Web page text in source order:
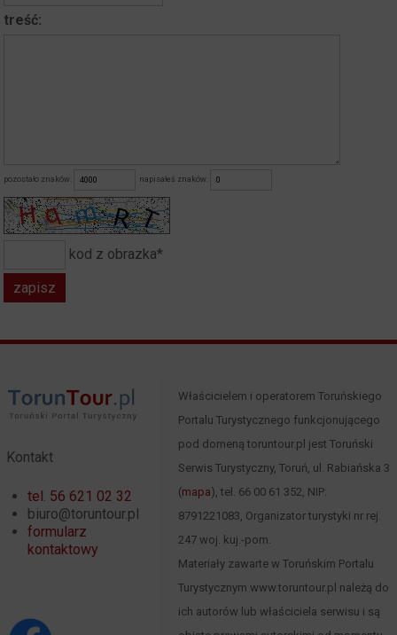
treść:
pozostało znaków: napisałeś znaków:
kod z obrazka*
Kontakt
tel. 56 621 02 32
biuro@toruntour.pl
formularz
kontaktowy
Właścicielem i operatorem Toruńskiego
Portalu Turystycznego funkcjonującego
pod domeną toruntour.pl jest Toruński
Serwis Turystyczny, Toruń, ul. Rabiańska 3
(mapa), tel. 66 00 61 352, NIP:
8791221083, Organizator turystyki nr rej.
247 woj. kuj.-pom.
Materiały zawarte w Toruńskim Portalu
Turystycznym www.toruntour.pl należą do
ich autorów lub właściciela serwisu i są